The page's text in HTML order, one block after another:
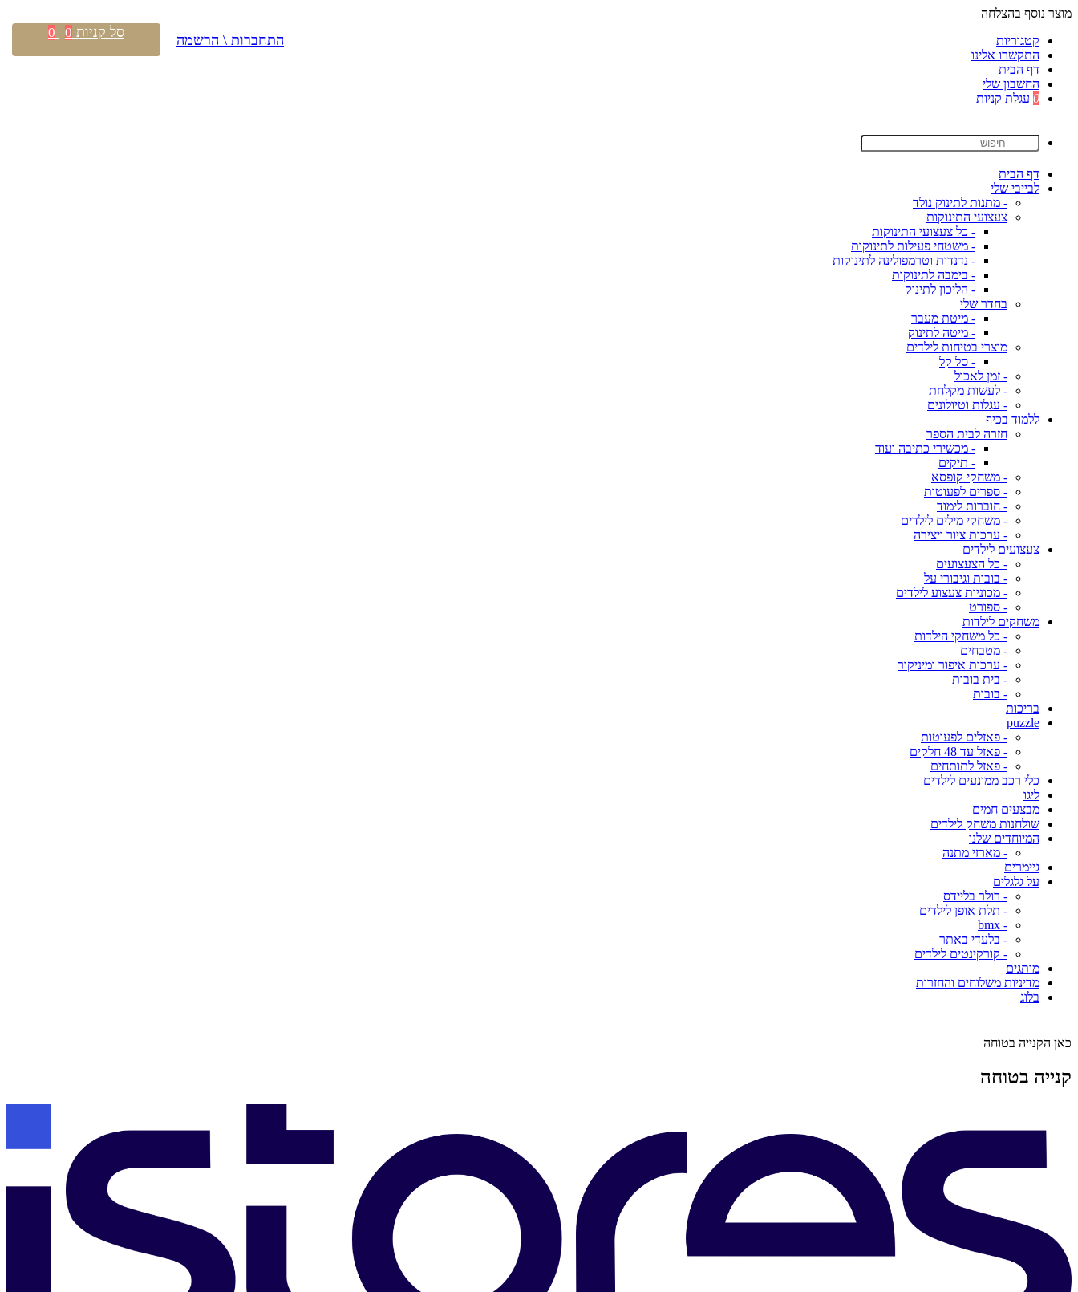
מוצר נוסף בהצלחה
קטגוריות
התקשרו אלינו
דף הבית
החשבון שלי
0 עגלת קניות
דף הבית
לבייבי שלי
- מתנות לתינוק נולד
צעצועי התינוקות
- כל צעצועי התינוקות
- משטחי פעילות לתינוקות
- נדנדות וטרמפולינה לתינוקות
- בימבה לתינוקות
- הליכון לתינוק
בחדר שלי
- מיטת מעבר
- מיטה לתינוק
מוצרי בטיחות לילדים
- סל קל
- זמן לאכול
- לעשות מקלחת
- עגלות וטיולונים
ללמוד בכיף
חזרה לבית הספר
- מכשירי כתיבה ועוד
- תיקים
- משחקי קופסא
- ספרים לפעוטות
- חוברות לימוד
- משחקי מילים לילדים
- ערכות ציור ויצירה
צעצועים לילדים
- כל הצעצועים
- בובות וגיבורי על
- מכוניות צעצוע לילדים
- ספורט
משחקים לילדות
- כל משחקי הילדות
- מטבחים
- ערכות איפור ומיניקור
- בית בובות
- בובות
בריכות
puzzle
- פאזלים לפעוטות
- פאזל עד 48 חלקים
- פאזל לתותחים
כלי רכב ממונעים לילדים
ליגו
מבצעים חמים
שולחנות משחק לילדים
המיוחדים שלנו
- מארזי מתנה
גיימרים
על גלגלים
- רולר בליידס
- תלת אופן לילדים
- bmx
- בלעדי באתר
- קורקינטים לילדים
מותגים
מדיניות משלוחים והחזרות
בלוג
כאן הקנייה בטוחה
קנייה בטוחה
התחברות \ הרשמה סל קניות 0
0